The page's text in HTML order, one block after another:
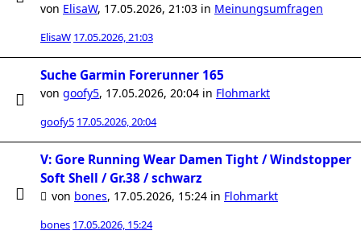
von ElisaW, 17.05.2026, 21:03 in Meinungsumfragen
ElisaW 17.05.2026, 21:03
Suche Garmin Forerunner 165
von goofy5, 17.05.2026, 20:04 in Flohmarkt
goofy5 17.05.2026, 20:04
V: Gore Running Wear Damen Tight / Windstopper
Soft Shell / Gr.38 / schwarz
von bones, 17.05.2026, 15:24 in Flohmarkt
bones 17.05.2026, 15:24